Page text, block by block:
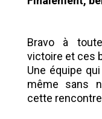
Bravo à
victoire et ces
Une équipe
même sans
cette